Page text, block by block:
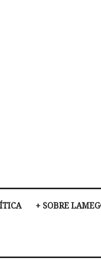
+ SOBRE